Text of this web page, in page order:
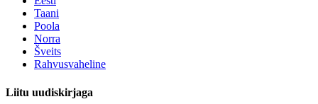
Taani
Poola
Norra
Šveits
Rahvusvaheline
Liitu uudiskirjaga